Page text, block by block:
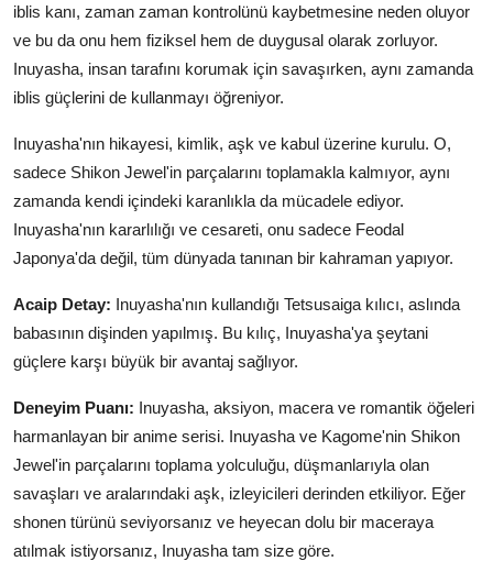
iblis kanı, zaman zaman kontrolünü kaybetmesine neden oluyor
ve bu da onu hem fiziksel hem de duygusal olarak zorluyor.
Inuyasha, insan tarafını korumak için savaşırken, aynı zamanda
iblis güçlerini de kullanmayı öğreniyor.
Inuyasha'nın hikayesi, kimlik, aşk ve kabul üzerine kurulu. O,
sadece Shikon Jewel'in parçalarını toplamakla kalmıyor, aynı
zamanda kendi içindeki karanlıkla da mücadele ediyor.
Inuyasha'nın kararlılığı ve cesareti, onu sadece Feodal
Japonya'da değil, tüm dünyada tanınan bir kahraman yapıyor.
Acaip Detay: Inuyasha'nın kullandığı Tetsusaiga kılıcı, aslında
babasının dişinden yapılmış. Bu kılıç, Inuyasha'ya şeytani
güçlere karşı büyük bir avantaj sağlıyor.
Deneyim Puanı: Inuyasha, aksiyon, macera ve romantik öğeleri
harmanlayan bir anime serisi. Inuyasha ve Kagome'nin Shikon
Jewel'in parçalarını toplama yolculuğu, düşmanlarıyla olan
savaşları ve aralarındaki aşk, izleyicileri derinden etkiliyor. Eğer
shonen türünü seviyorsanız ve heyecan dolu bir maceraya
atılmak istiyorsanız, Inuyasha tam size göre.